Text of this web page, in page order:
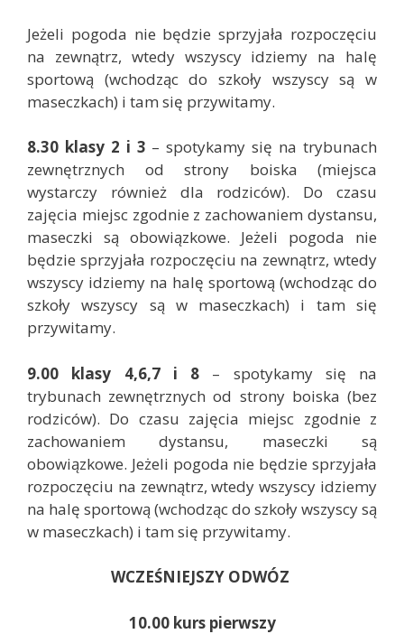
Jeżeli pogoda nie będzie sprzyjała rozpoczęciu
na zewnątrz, wtedy wszyscy idziemy na halę
sportową (wchodząc do szkoły wszyscy są w
maseczkach) i tam się przywitamy.
8.30 klasy 2 i 3 – spotykamy się na trybunach
zewnętrznych od strony boiska (miejsca
wystarczy również dla rodziców). Do czasu
zajęcia miejsc zgodnie z zachowaniem dystansu,
maseczki są obowiązkowe. Jeżeli pogoda nie
będzie sprzyjała rozpoczęciu na zewnątrz, wtedy
wszyscy idziemy na halę sportową (wchodząc do
szkoły wszyscy są w maseczkach) i tam się
przywitamy.
9.00 klasy 4,6,7 i 8 – spotykamy się na
trybunach zewnętrznych od strony boiska (bez
rodziców). Do czasu zajęcia miejsc zgodnie z
zachowaniem dystansu, maseczki są
obowiązkowe. Jeżeli pogoda nie będzie sprzyjała
rozpoczęciu na zewnątrz, wtedy wszyscy idziemy
na halę sportową (wchodząc do szkoły wszyscy są
w maseczkach) i tam się przywitamy.
WCZEŚNIEJSZY ODWÓZ
10.00 kurs pierwszy